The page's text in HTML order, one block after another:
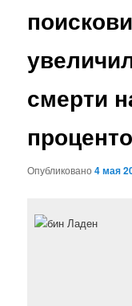
смерти
Опубликовано4 мая